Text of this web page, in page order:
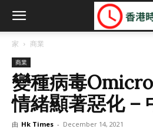
家 商業
商業
變種病毒
情緒顯著惡化 –
由 Hk Times - December 14, 2021